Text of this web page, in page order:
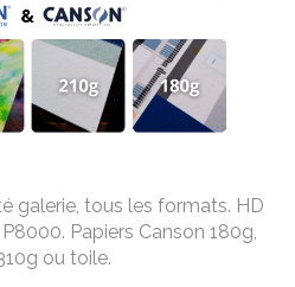
galerie, tous les formats. HD
Papiers Canson 180g,
ou toile.